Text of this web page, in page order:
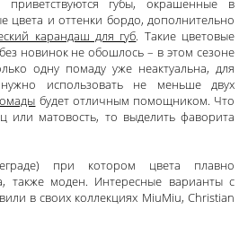
губы, окрашенные в
цвета и оттенки бордо, дополнительно
карандаш для губ. Такие цветовые
новинок не обошлось – в этом сезоне
одну помаду уже неактуальна, для
использовать не меньше двух
будет отличным помощником. Что
или матовость, то выделить фаворита
при котором цвета плавно
также моден. Интересные варианты с
в своих коллекциях MiuMiu, Christian